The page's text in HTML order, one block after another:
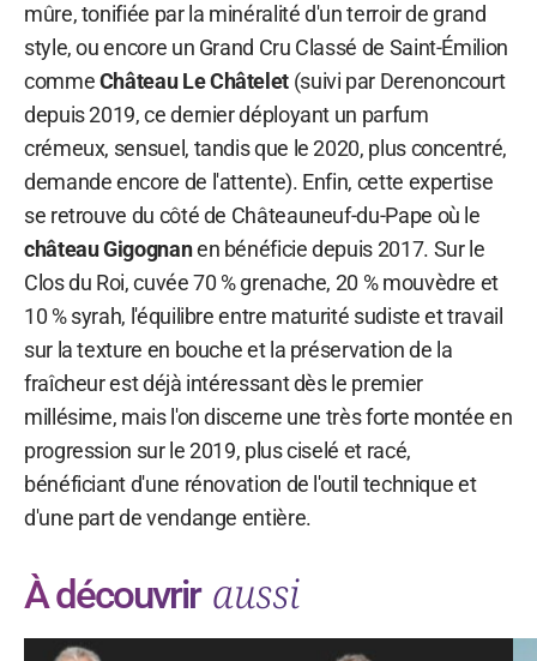
mûre, tonifiée par la minéralité d'un terroir de grand
style, ou encore un Grand Cru Classé de Saint-Émilion
commeChâteau Le Châtelet (suivi par Derenoncourt
depuis 2019, ce dernier déployant un parfum
crémeux, sensuel, tandis que le 2020, plus concentré,
demande encore de l'attente). Enfin, cette expertise
se retrouve du côté de Châteauneuf-du-Pape où le
château Gigognanen bénéficie depuis 2017. Sur le
Clos du Roi, cuvée 70 % grenache, 20 % mouvèdre et
10 % syrah, l'équilibre entre maturité sudiste et travail
sur la texture en bouche et la préservation de la
fraîcheur est déjà intéressant dès le premier
millésime, mais l'on discerne une très forte montée en
progression sur le 2019, plus ciselé et racé,
bénéficiant d'une rénovation de l'outil technique et
d'une part de vendange entière.
À découvrir aussi